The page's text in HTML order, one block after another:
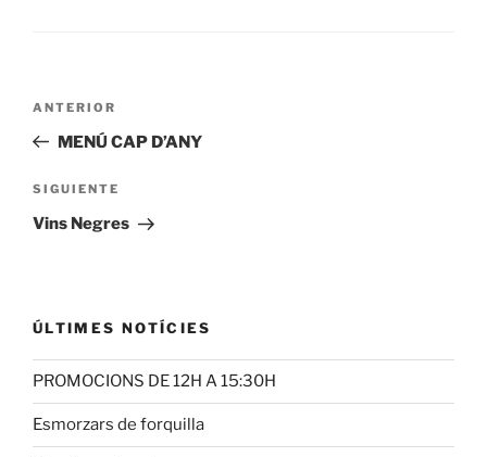
entradas
Entrada
anterior:
ANTERIOR
MENÚ CAP D’ANY
Siguiente
entrada
SIGUIENTE
Vins Negres
ÚLTIMES NOTÍCIES
PROMOCIONS DE 12H A 15:30H
Esmorzars de forquilla